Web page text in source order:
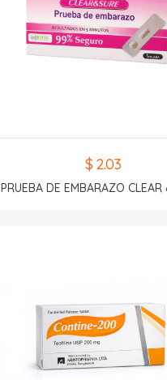
$ 2.03
PRUEBA DE EMBARAZO CLEAR